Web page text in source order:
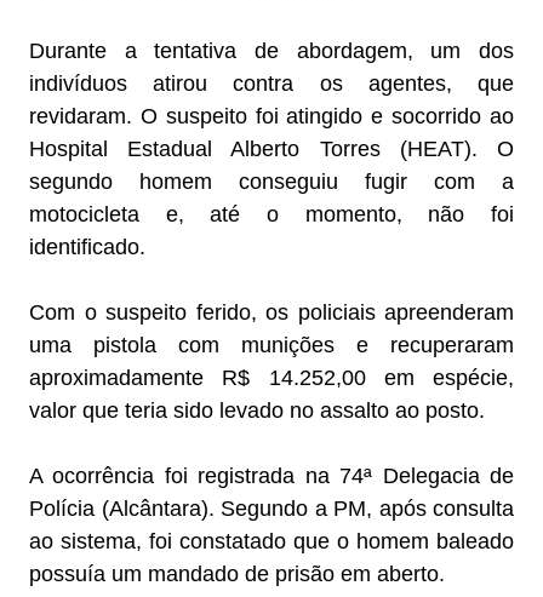
Durante a tentativa de abordagem, um dos
indivíduos atirou contra os agentes, que
revidaram. O suspeito foi atingido e socorrido ao
Hospital Estadual Alberto Torres (HEAT). O
segundo homem conseguiu fugir com a
motocicleta e, até o momento, não foi
identificado.
Com o suspeito ferido, os policiais apreenderam
uma pistola com munições e recuperaram
aproximadamente R$ 14.252,00 em espécie,
valor que teria sido levado no assalto ao posto.
A ocorrência foi registrada na 74ª Delegacia de
Polícia (Alcântara). Segundo a PM, após consulta
ao sistema, foi constatado que o homem baleado
possuía um mandado de prisão em aberto.